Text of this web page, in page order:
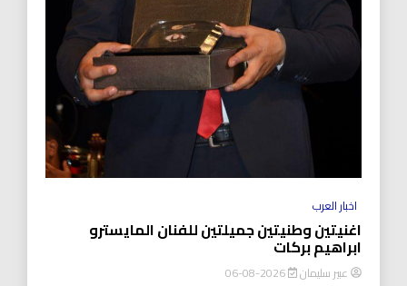
اخبار العرب
اغنيتين وطنيتين جميلتين للفنان المايسترو
ابراهيم بركات
عبير سليمان 2026-08-06